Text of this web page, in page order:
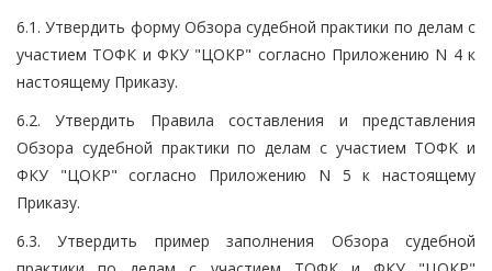
6.1. Утвердить форму Обзора судебной практики по делам с
участием ТОФК и ФКУ "ЦОКР" согласно Приложению N 4 к
настоящему Приказу.
6.2. Утвердить Правила составления и представления
Обзора судебной практики по делам с участием ТОФК и
ФКУ "ЦОКР" согласно Приложению N 5 к настоящему
Приказу.
6.3. Утвердить пример заполнения Обзора судебной